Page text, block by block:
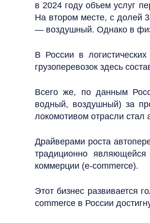
в 2024 году объем услуг
На втором месте, с долей
— воздушный. Однако в
В России в
грузоперевозок здесь
Всего же, по данным
водный, воздушный) за
локомотивом отрасли стал
Драйверами роста
традиционно являющейся
коммерции (e-commerce).
Этот бизнес развивается
commerce в России